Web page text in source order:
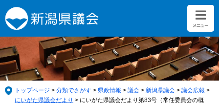
ー
ジ
の
先
頭
で
す。
ニ
ュ
ー
を
飛
ば
し
て
トップページ > 分類でさがす > 県政情報 > 議会 > 新潟県議会 > 議会広報 >
にいがた県議会だより > にいがた県議会だより第83号（常任委員会の概